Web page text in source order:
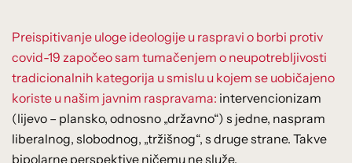
Preispitivanje uloge ideologije u raspravi o borbi protiv
covid-19 započeo sam tumačenjem o neupotrebljivosti
tradicionalnih kategorija u smislu u kojem se uobičajeno
koriste u našim javnim raspravama: intervencionizam
(lijevo – plansko, odnosno „državno“) s jedne, naspram
liberalnog, slobodnog, „tržišnog“, s druge strane. Takve
bipolarne perspektive ničemu ne služe.